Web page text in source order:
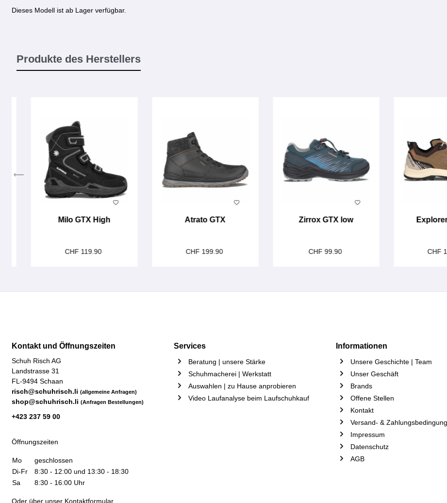
Dieses Modell ist ab Lager verfügbar.
Produkte des Herstellers
Milo GTX High
CHF 119.90
Atrato GTX
CHF 199.90
Zirrox GTX low
CHF 99.90 CHF
Kontakt und Öffnungszeiten
Schuh Risch AG
Landstrasse 31
FL-9494 Schaan
risch@schuhrisch.li (allgemeine Anfragen)
shop@schuhrisch.li (Anfragen Bestellungen)
+423 237 59 00
Öffnungszeiten
Mo
geschlossen
Di-Fr
8:30 - 12:00 und 13:30 - 18:30
Sa
8:30 - 16:00 Uhr
Oder über unser Kontaktformular.
Services
Beratung | unsere Stärke
Schuhmacherei | Werkstatt
Auswahlen | zu Hause anprobieren
Video Laufanalyse beim Laufschuhkauf
Informationen
Unsere Geschichte | Team
Unser Geschäft
Brands
Offene Stellen
Kontakt
Versand- &
Impressum
Datenschutz
AGB